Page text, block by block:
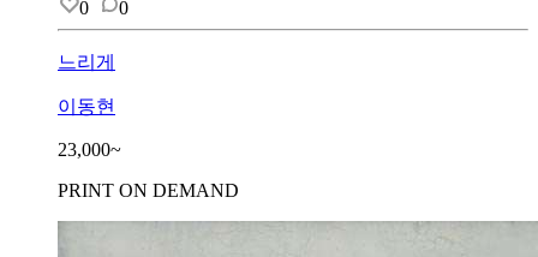
0 0
느리게
이동현
23,000~
PRINT ON DEMAND